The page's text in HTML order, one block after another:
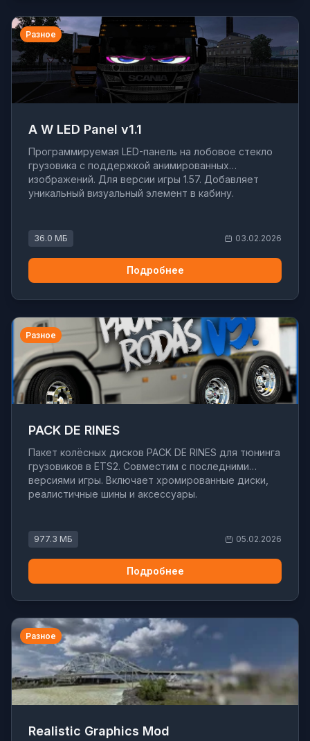
Разное
A W LED Panel v1.1
Программируемая LED-панель на лобовое стекло
грузовика с поддержкой анимированных
изображений. Для версии игры 1.57. Добавляет
уникальный визуальный элемент в кабину.
36.0 МБ 03.02.2026
Подробнее
Разное
PACK DE RINES
Пакет колёсных дисков PACK DE RINES для тюнинга
грузовиков в ETS2. Совместим с последними
версиями игры. Включает хромированные диски,
реалистичные шины и аксессуары.
977.3 МБ 05.02.2026
Подробнее
Разное
Realistic Graphics Mod